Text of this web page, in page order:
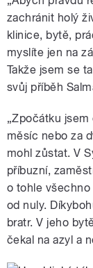
zachránit holý
klinice, bytě,
myslíte jen na
Takže jsem se
svůj příběh
„Zpočátku
měsíc nebo za
mohl zůstat. V
příbuzní,
o tohle
od nuly.
bratr. V jeho
čekal na azyl a